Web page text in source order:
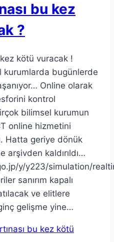
bu kez
?
kez kötü vuracak !
kurumlarda bugünlerde
Online olarak
kontrol
bilimsel kurumun
online hizmetini
Hatta geriye dönük
arşivden kaldırıldı…
y/y223/simulation/
sanırım kapalı
ve elitlere
gelişme yine…
bu kez kötü